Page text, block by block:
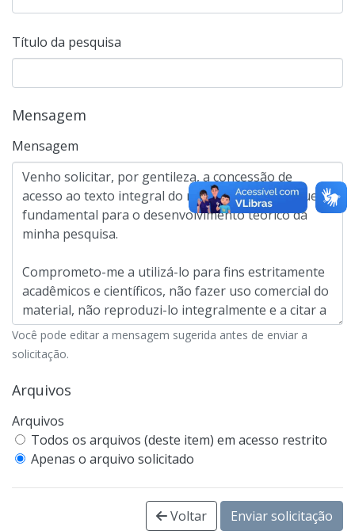
Título da pesquisa
Mensagem
Mensagem
Você pode editar a mensagem sugerida antes de enviar a
solicitação.
Arquivos
Arquivos
Todos os arquivos (deste item) em acesso restrito
Apenas o arquivo solicitado
Voltar Enviar solicitação